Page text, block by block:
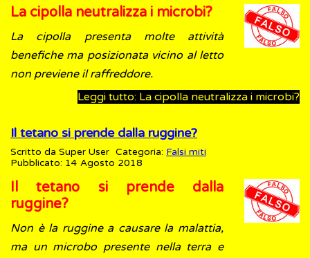
La cipolla neutralizza i microbi?
La cipolla presenta molte attività
benefiche ma posizionata vicino al letto
non previene il raffreddore.
Leggi tutto: La cipolla neutralizza i microbi?
Il tetano si prende dalla ruggine?
Scritto da Super User Categoria: Falsi miti
Pubblicato: 14 Agosto 2018
Il tetano si prende dalla
ruggine?
Non è la ruggine a causare la malattia,
ma un microbo presente nella terra e